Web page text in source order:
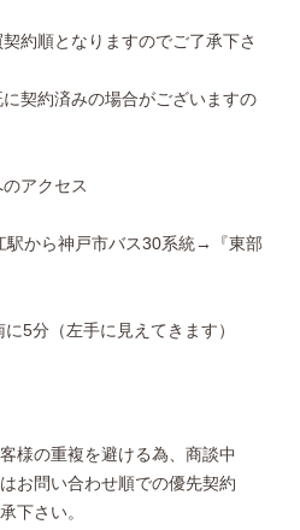
約順となりますのでご了承下さ
契約済みの場合がございますの
アクセス
から神戸市バス30系統→『東部
5分（左手に見えてきます）
様の重複を避ける為、商談中
お問い合わせ順での優先契約
下さい。